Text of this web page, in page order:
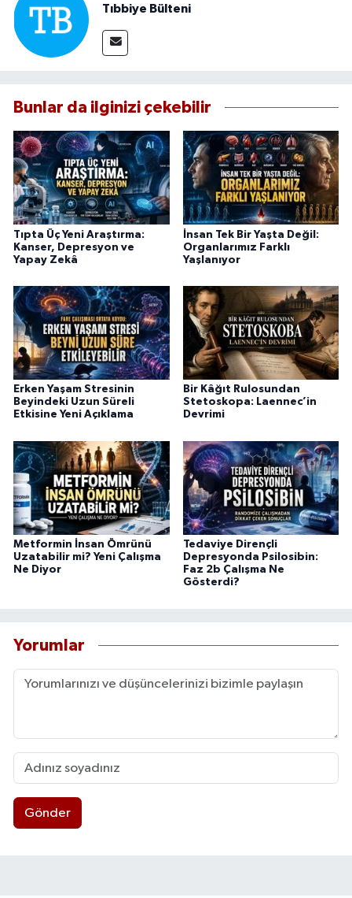
Tıbbiye Bülteni
Bunlar da ilginizi çekebilir
Tıpta Üç Yeni Araştırma:
Kanser, Depresyon ve
Yapay Zekâ
İnsan Tek Bir Yaşta Değil:
Organlarımız Farklı
Yaşlanıyor
Erken Yaşam Stresinin
Beyindeki Uzun Süreli
Etkisine Yeni Açıklama
Bir Kâğıt Rulosundan
Stetoskopa: Laennec’in
Devrimi
Metformin İnsan Ömrünü
Uzatabilir mi? Yeni Çalışma
Ne Diyor
Tedaviye Dirençli
Depresyonda Psilosibin:
Faz 2b Çalışma Ne
Gösterdi?
Yorumlar
Gönder